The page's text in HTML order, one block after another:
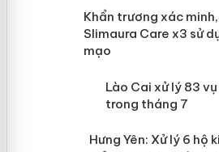
Khẩn trương xác
Slimaura Care x3 sử
mạo
Lào Cai xử lý 83
mại trong tháng 7